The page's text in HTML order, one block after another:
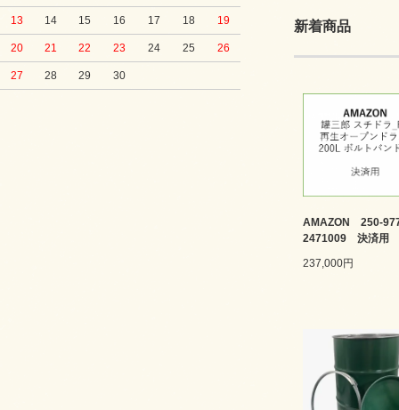
13 14 15 16 17 18 19
20 21 22 23 24 25 26
27 28 29 30
新着商品
AMAZON 250-
2471009 決済用
237,000円